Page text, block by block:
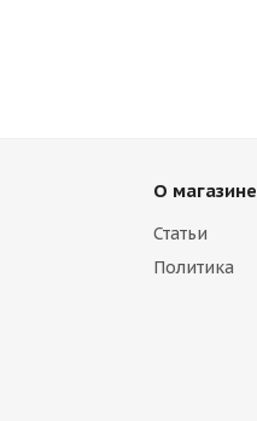
О магазине
Статьи
Политика